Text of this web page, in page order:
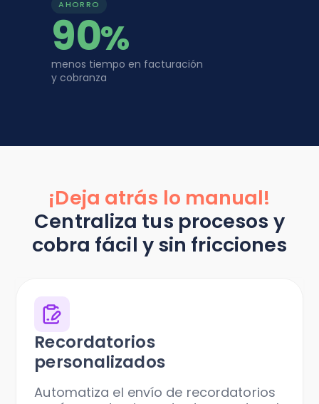
AHORRO
90%
menos tiempo en facturación
y cobranza
¡Deja atrás lo manual!
Centraliza tus procesos y
cobra fácil y sin fricciones
Recordatorios
personalizados
Automatiza el envío de recordatorios